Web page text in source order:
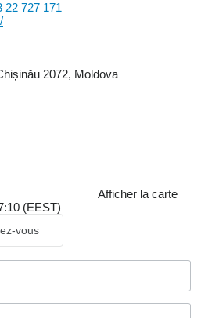
22 727 171
2072, Moldova
Afficher la carte
(EEST)
vous